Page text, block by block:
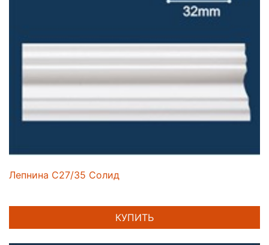
Лепнина C27/35 Солид
КУПИТЬ